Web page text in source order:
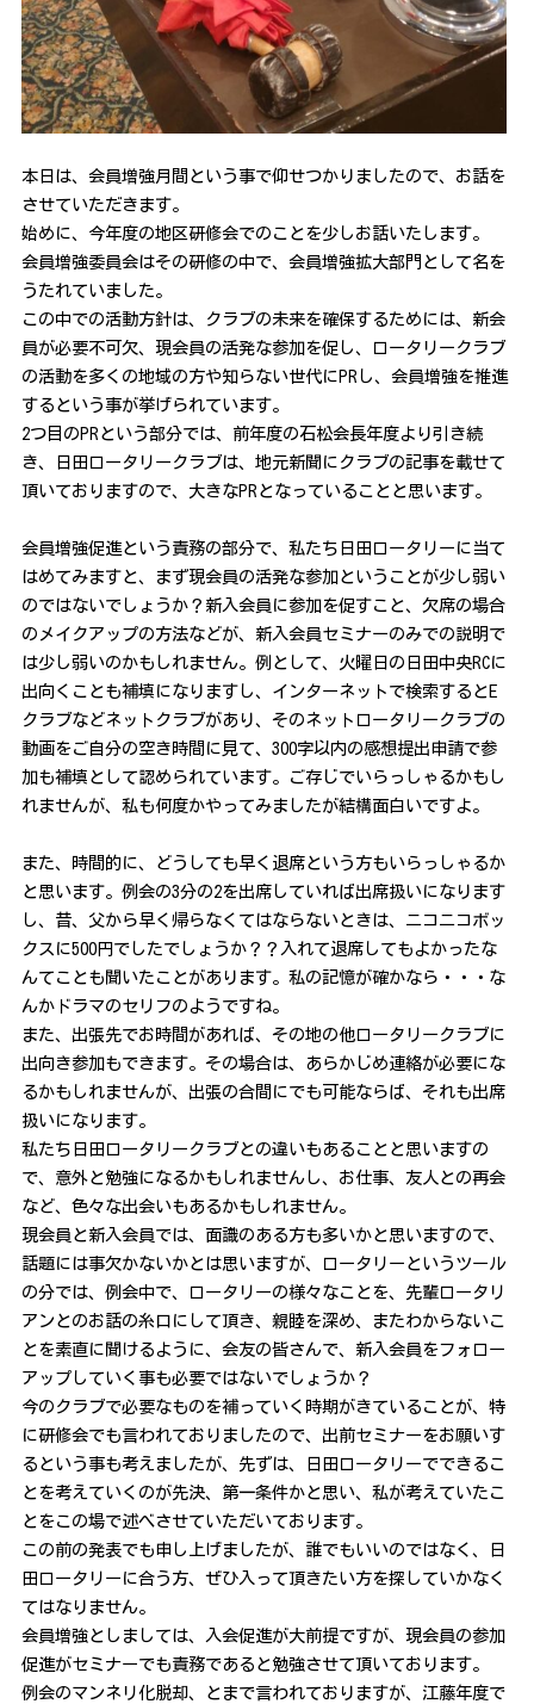
本日は、会員増強月間という事で仰せつかりましたので、お話を
させていただきます。
始めに、今年度の地区研修会でのことを少しお話いたします。
会員増強委員会はその研修の中で、会員増強拡大部門として名を
うたれていました。
この中での活動方針は、クラブの未来を確保するためには、新会
員が必要不可欠、現会員の活発な参加を促し、ロータリークラブ
の活動を多くの地域の方や知らない世代にPRし、会員増強を推進
するという事が挙げられています。
2つ目のPRという部分では、前年度の石松会長年度より引き続
き、日田ロータリークラブは、地元新聞にクラブの記事を載せて
頂いておりますので、大きなPRとなっていることと思います。
会員増強促進という責務の部分で、私たち日田ロータリーに当て
はめてみますと、まず現会員の活発な参加ということが少し弱い
のではないでしょうか？新入会員に参加を促すこと、欠席の場合
のメイクアップの方法などが、新入会員セミナーのみでの説明で
は少し弱いのかもしれません。例として、火曜日の日田中央RCに
出向くことも補填になりますし、インターネットで検索するとE
クラブなどネットクラブがあり、そのネットロータリークラブの
動画をご自分の空き時間に見て、300字以内の感想提出申請で参
加も補填として認められています。ご存じでいらっしゃるかもし
れませんが、私も何度かやってみましたが結構面白いですよ。
また、時間的に、どうしても早く退席という方もいらっしゃるか
と思います。例会の3分の2を出席していれば出席扱いになります
し、昔、父から早く帰らなくてはならないときは、ニコニコボッ
クスに500円でしたでしょうか？？入れて退席してもよかったな
んてことも聞いたことがあります。私の記憶が確かなら・・・な
んかドラマのセリフのようですね。
また、出張先でお時間があれば、その地の他ロータリークラブに
出向き参加もできます。その場合は、あらかじめ連絡が必要にな
るかもしれませんが、出張の合間にでも可能ならば、それも出席
扱いになります。
私たち日田ロータリークラブとの違いもあることと思いますの
で、意外と勉強になるかもしれませんし、お仕事、友人との再会
など、色々な出会いもあるかもしれません。
現会員と新入会員では、面識のある方も多いかと思いますので、
話題には事欠かないかとは思いますが、ロータリーというツール
の分では、例会中で、ロータリーの様々なことを、先輩ロータリ
アンとのお話の糸口にして頂き、親睦を深め、またわからないこ
とを素直に聞けるように、会友の皆さんで、新入会員をフォロー
アップしていく事も必要ではないでしょうか？
今のクラブで必要なものを補っていく時期がきていることが、特
に研修会でも言われておりましたので、出前セミナーをお願いす
るという事も考えましたが、先ずは、日田ロータリーでできるこ
とを考えていくのが先決、第一条件かと思い、私が考えていたこ
とをこの場で述べさせていただいております。
この前の発表でも申し上げましたが、誰でもいいのではなく、日
田ロータリーに合う方、ぜひ入って頂きたい方を探していかなく
てはなりません。
会員増強としましては、入会促進が大前提ですが、現会員の参加
促進がセミナーでも責務であると勉強させて頂いております。
例会のマンネリ化脱却、とまで言われておりますが、江藤年度で